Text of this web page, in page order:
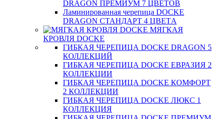
DRAGON ПРЕМИУМ 7 ЦВЕТОВ
Ламинированная черепица DOCKE
DRAGON СТАНДАРТ 4 ЦВЕТA
МЯГКАЯ
КРОВЛЯ DOCKE
ГИБКАЯ ЧЕРЕПИЦА DOCKE DRAGON 5
КОЛЛЕКЦИЙ
ГИБКАЯ ЧЕРЕПИЦА DOCKE ЕВРАЗИЯ 2
КОЛЛЕКЦИИ
ГИБКАЯ ЧЕРЕПИЦА DOCKE КОМФОРТ
2 КОЛЛЕКЦИИ
ГИБКАЯ ЧЕРЕПИЦА DOCKE ЛЮКС 1
КОЛЛЕКЦИЯ